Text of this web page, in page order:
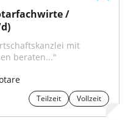
/
mit
beraten..."
Teilzeit Vollzeit